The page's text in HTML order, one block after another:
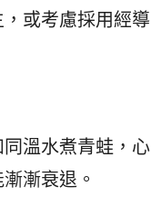
或考慮採用經導
溫水煮青蛙，心
漸衰退。